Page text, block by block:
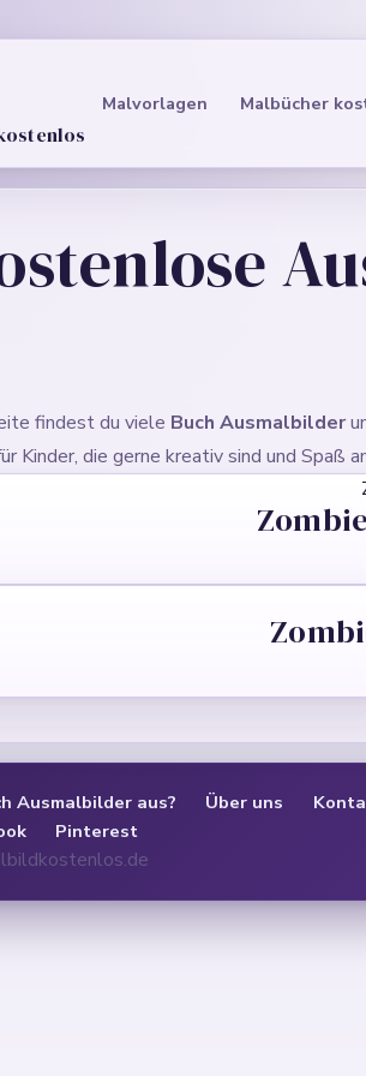
Malvorlagen Malbücher
findest du viele Buch Ausmalbilder
Kinder, die gerne kreativ sind und Spaß
Ausmalbilder aus? Über uns
Pinterest